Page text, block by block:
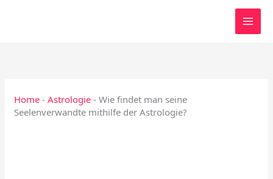
Home -Astrologie -Wie findet man seine
Seelenverwandte mithilfe der Astrologie?